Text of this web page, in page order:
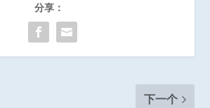
分享：
下一个